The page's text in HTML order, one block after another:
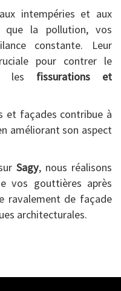
intempéries et aux
que la pollution, vos
constante. Leur
pour contrer le
les fissurations et
et façades contribue à
améliorant son aspect
Sagy, nous réalisons
vos gouttières après
ravalement de façade
architecturales.